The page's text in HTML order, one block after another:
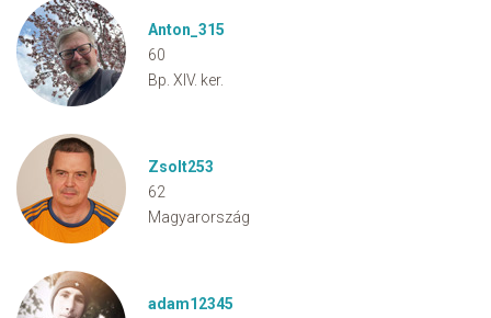
Anton_315
60
Bp. XIV. ker.
Zsolt253
62
Magyarország
adam12345